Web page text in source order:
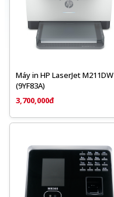
Máy in HP LaserJet M211DW
(9YF83A)
3,700,000đ